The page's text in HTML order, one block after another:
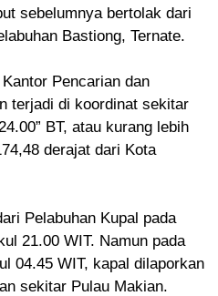
sebelumnya bertolak dari
Bastiong, Ternate.
Pencarian dan
terjadi di koordinat sekitar
BT, atau kurang lebih
derajat dari Kota
Pelabuhan Kupal pada
21.00 WIT. Namun pada
04.45 WIT, kapal dilaporkan
sekitar Pulau Makian.